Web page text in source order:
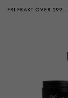
FRI FRAKT ÖVER 299:-